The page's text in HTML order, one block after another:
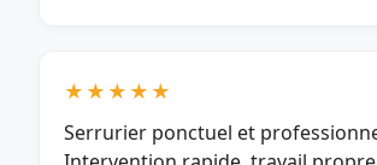
★★★★★
Serrurier ponctuel et